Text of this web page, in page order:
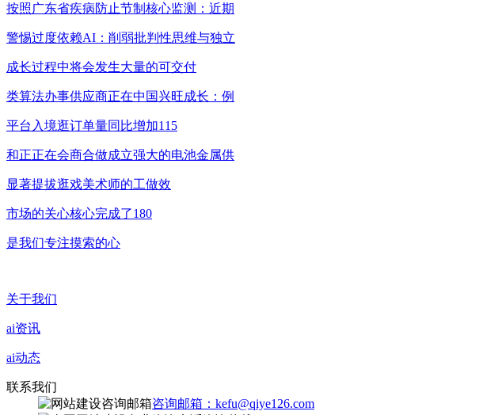
按照广东省疾病防止节制核心监测：近期
警惕过度依赖AI：削弱批判性思维与独立
成长过程中将会发生大量的可交付
类算法办事供应商正在中国兴旺成长：例
平台入境逛订单量同比增加115
和正正在会商合做成立强大的电池金属供
显著提拔逛戏美术师的工做效
市场的关心核心完成了180
是我们专注摸索的心
关于我们
ai资讯
ai动态
联系我们
咨询邮箱：kefu@qiye126.com